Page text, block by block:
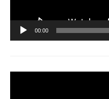
00:00